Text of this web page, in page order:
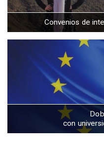
Convenios de
con